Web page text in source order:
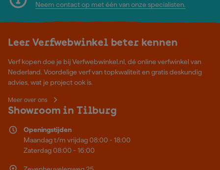
Neem contact op met één van onze specialisten.
Leer Verfwebwinkel beter kennen
Verf kopen doe je bij Verfwebwinkel.nl, dé online verfwinkel van
Nederland. Voordelige verf van topkwaliteit en gratis deskundig
advies, wat je project ook is.
Meer over ons
Showroom in Tilburg
Openingstijden
Maandag t/m vrijdag 08:00 - 18:00
Zaterdag 08:00 - 16:00